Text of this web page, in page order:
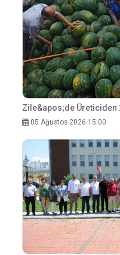
Zile&apos;de Üreticiden
05 Ağustos 2026 15:00